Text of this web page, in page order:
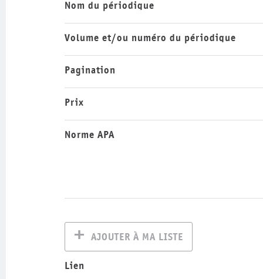
Nom du périodique
Volume et/ou numéro du périodique
Pagination
Prix
Norme APA
AJOUTER À MA LISTE
Lien